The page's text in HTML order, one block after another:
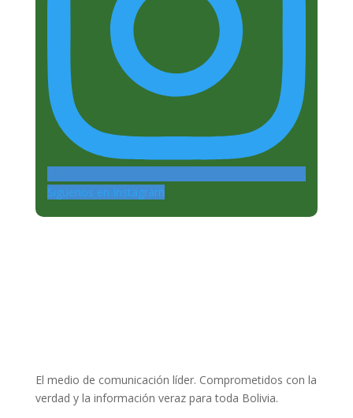
Siguenos en Instagram
El medio de comunicación líder. Comprometidos con la
verdad y la información veraz para toda Bolivia.